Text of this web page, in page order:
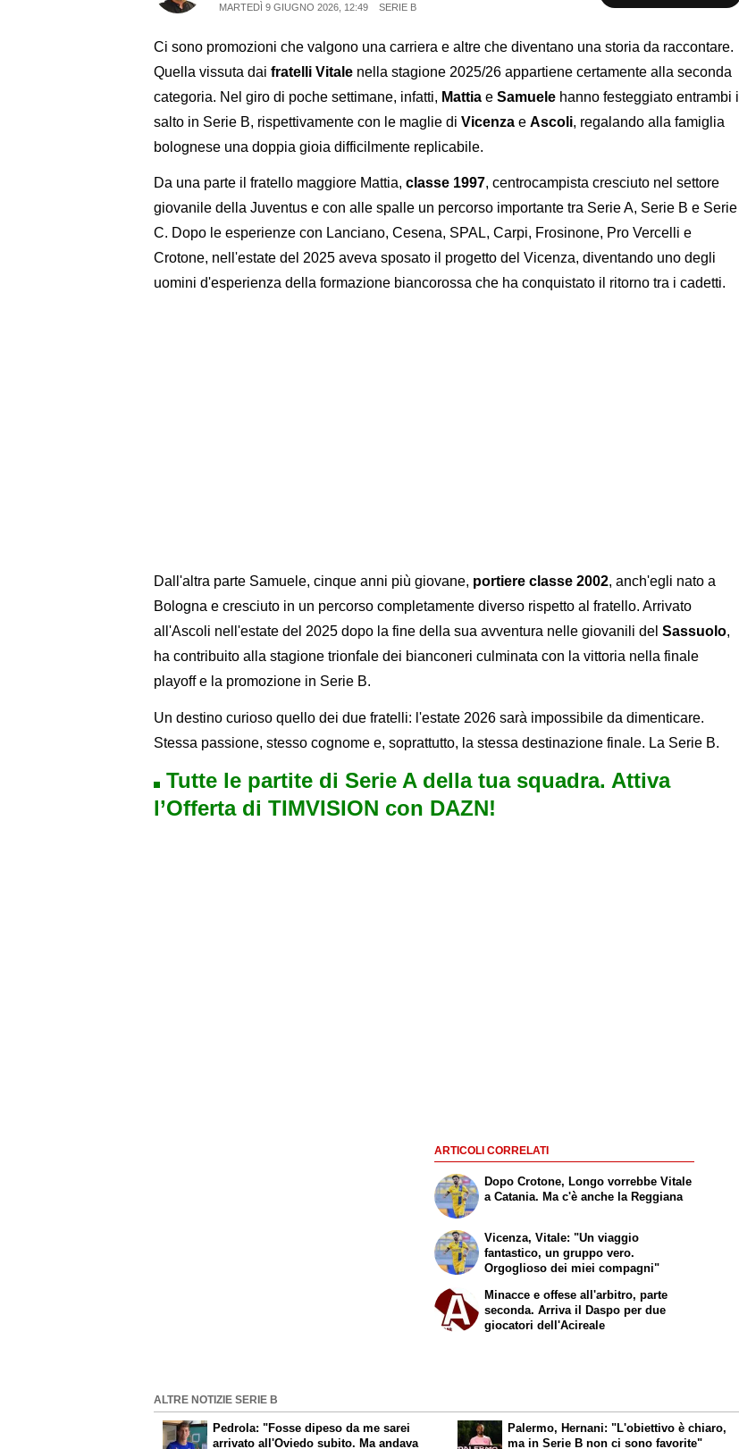
MARTEDÌ 9 GIUGNO 2026, 12:49 SERIE B
Ci sono promozioni che valgono una carriera e altre che diventano una storia da raccontare.
Quella vissuta dai fratelli Vitale nella stagione 2025/26 appartiene certamente alla seconda
categoria. Nel giro di poche settimane, infatti, Mattia e Samuele hanno festeggiato entrambi il
salto in Serie B, rispettivamente con le maglie di Vicenza e Ascoli, regalando alla famiglia
bolognese una doppia gioia difficilmente replicabile.
Da una parte il fratello maggiore Mattia, classe 1997, centrocampista cresciuto nel settore
giovanile della Juventus e con alle spalle un percorso importante tra Serie A, Serie B e Serie
C. Dopo le esperienze con Lanciano, Cesena, SPAL, Carpi, Frosinone, Pro Vercelli e
Crotone, nell'estate del 2025 aveva sposato il progetto del Vicenza, diventando uno degli
uomini d'esperienza della formazione biancorossa che ha conquistato il ritorno tra i cadetti.
Dall'altra parte Samuele, cinque anni più giovane, portiere classe 2002, anch'egli nato a
Bologna e cresciuto in un percorso completamente diverso rispetto al fratello. Arrivato
all'Ascoli nell'estate del 2025 dopo la fine della sua avventura nelle giovanili del Sassuolo,
ha contribuito alla stagione trionfale dei bianconeri culminata con la vittoria nella finale
playoff e la promozione in Serie B.
Un destino curioso quello dei due fratelli: l'estate 2026 sarà impossibile da dimenticare.
Stessa passione, stesso cognome e, soprattutto, la stessa destinazione finale. La Serie B.
Tutte le partite di Serie A della tua squadra. Attiva
l’Offerta di TIMVISION con DAZN!
ARTICOLI CORRELATI
Dopo Crotone, Longo vorrebbe Vitale
a Catania. Ma c'è anche la Reggiana
Vicenza, Vitale: "Un viaggio
fantastico, un gruppo vero.
Orgoglioso dei miei compagni"
Minacce e offese all'arbitro, parte
seconda. Arriva il Daspo per due
giocatori dell'Acireale
ALTRE NOTIZIE SERIE B
Pedrola: "Fosse dipeso da me sarei
arrivato all'Oviedo subito. Ma andava
Palermo, Hernani: "L'obiettivo è chiaro,
ma in Serie B non ci sono favorite"